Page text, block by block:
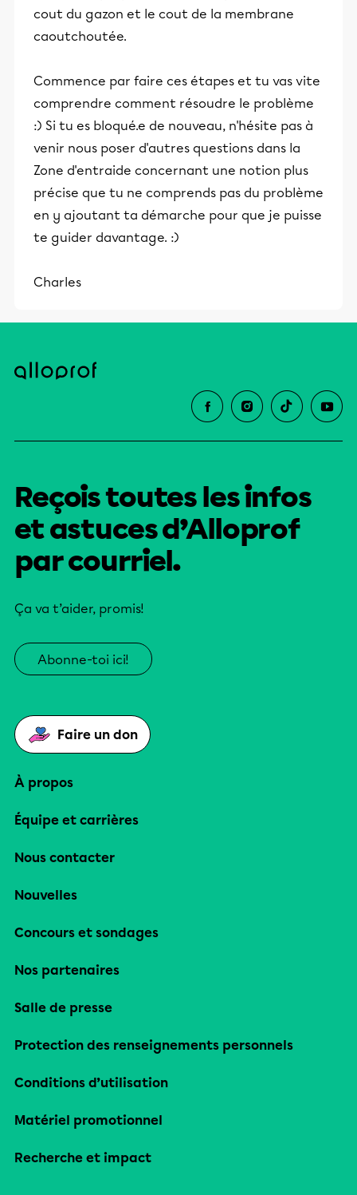
cout du gazon et le cout de la membrane
caoutchoutée.
Commence par faire ces étapes et tu vas vite
comprendre comment résoudre le problème
:) Si tu es bloqué.e de nouveau, n'hésite pas à
venir nous poser d'autres questions dans la
Zone d'entraide concernant une notion plus
précise que tu ne comprends pas du problème
en y ajoutant ta démarche pour que je puisse
te guider davantage. :)
Charles
Reçois toutes les infos
et astuces d’Alloprof
par courriel.
Ça va t’aider, promis!
Abonne-toi ici!
Faire un don
À propos
Équipe et carrières
Nous contacter
Nouvelles
Concours et sondages
Nos partenaires
Salle de presse
Protection des renseignements personnels
Conditions d’utilisation
Matériel promotionnel
Recherche et impact